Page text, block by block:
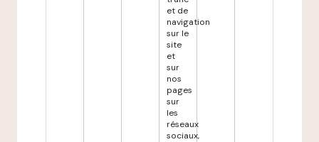
et de
navigation
sur le
site
et
sur
nos
pages
sur
les
réseaux
sociaux,